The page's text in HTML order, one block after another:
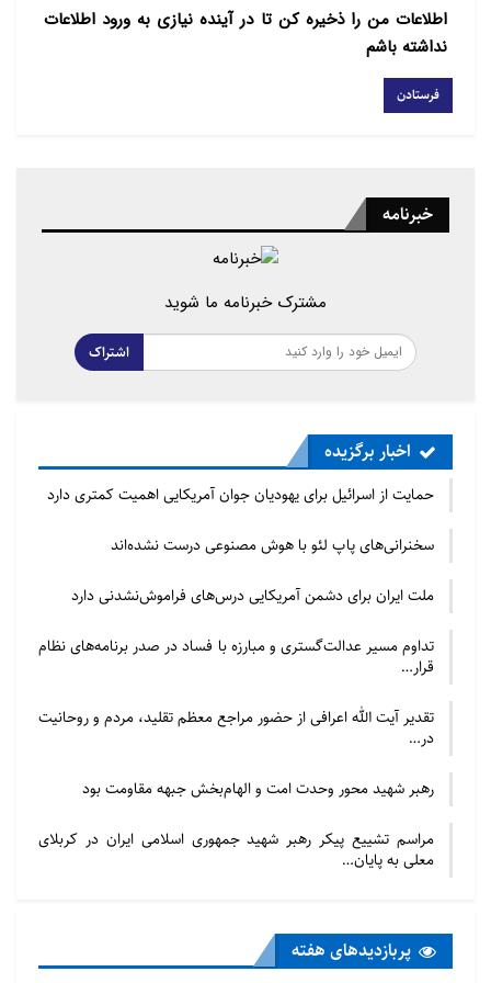
نزار بن عبید مدنی، وزیر مشاور عربستان در امور خارجی نیز
این مسئله که داعش با نام اسلام اقدام به ترور و خشونت
او در این باره گفت: داعشی‌ها تروریست‌هایی هستند که با
ندارد.
مساجد و زیارتگاه‌ها و
انجمن‌ها خواستند برای مقابله با پیام این شبه‌نظامیان و
عضوگیری آن‌ها در
شبکه‌های اجتماعی اقدام به ترویج اصول مدارا و سازگاری
کنند.
منبع : ایسنا
اطلاعات من را ذخیره کن تا در آینده نیازی به ورود اطلاعات
نداشته باشم
خبرنامه
مشترک خبرنامه ما شوید
اشتراک
اخبار برگزیده
حمایت از اسرائیل برای یهودیان جوان آمریکایی اهمیت کمتری دارد
سخنرانی‌های پاپ لئو با هوش مصنوعی درست نشده‌اند
ملت ایران برای دشمن آمریکایی درس‌های فراموش‌نشدنی دارد
تداوم مسیر عدالت‌گستری و مبارزه با فساد در صدر برنامه‌های نظام
قرار…
تقدیر آیت الله اعرافی از حضور مراجع معظم تقلید، مردم و روحانیت
در…
رهبر شهید محور وحدت امت و الهام‌بخش جبهه مقاومت بود
مراسم تشییع پیکر رهبر شهید جمهوری اسلامی ایران در کربلای
معلی به پایان…
پربازدید‌های هفته